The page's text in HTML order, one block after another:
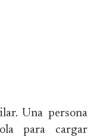
Una persona
para cargar